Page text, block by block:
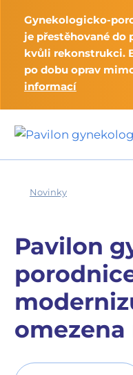
Gynekologicko-
je přestěhované do
kvůli rekonstrukci.
po dobu oprav
informací
Novinky
Pavilon
omezena